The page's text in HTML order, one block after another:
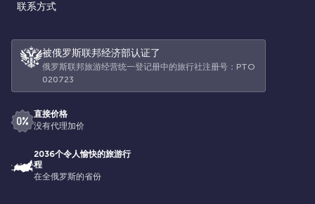
联系方式
被俄罗斯联邦经济部认证了
俄罗斯联邦旅游经营统一登记册中的旅行社注册号：РТО
020723
直接价格
没有代理加价
2036个令人愉快的旅游行
程
在全俄罗斯的省份